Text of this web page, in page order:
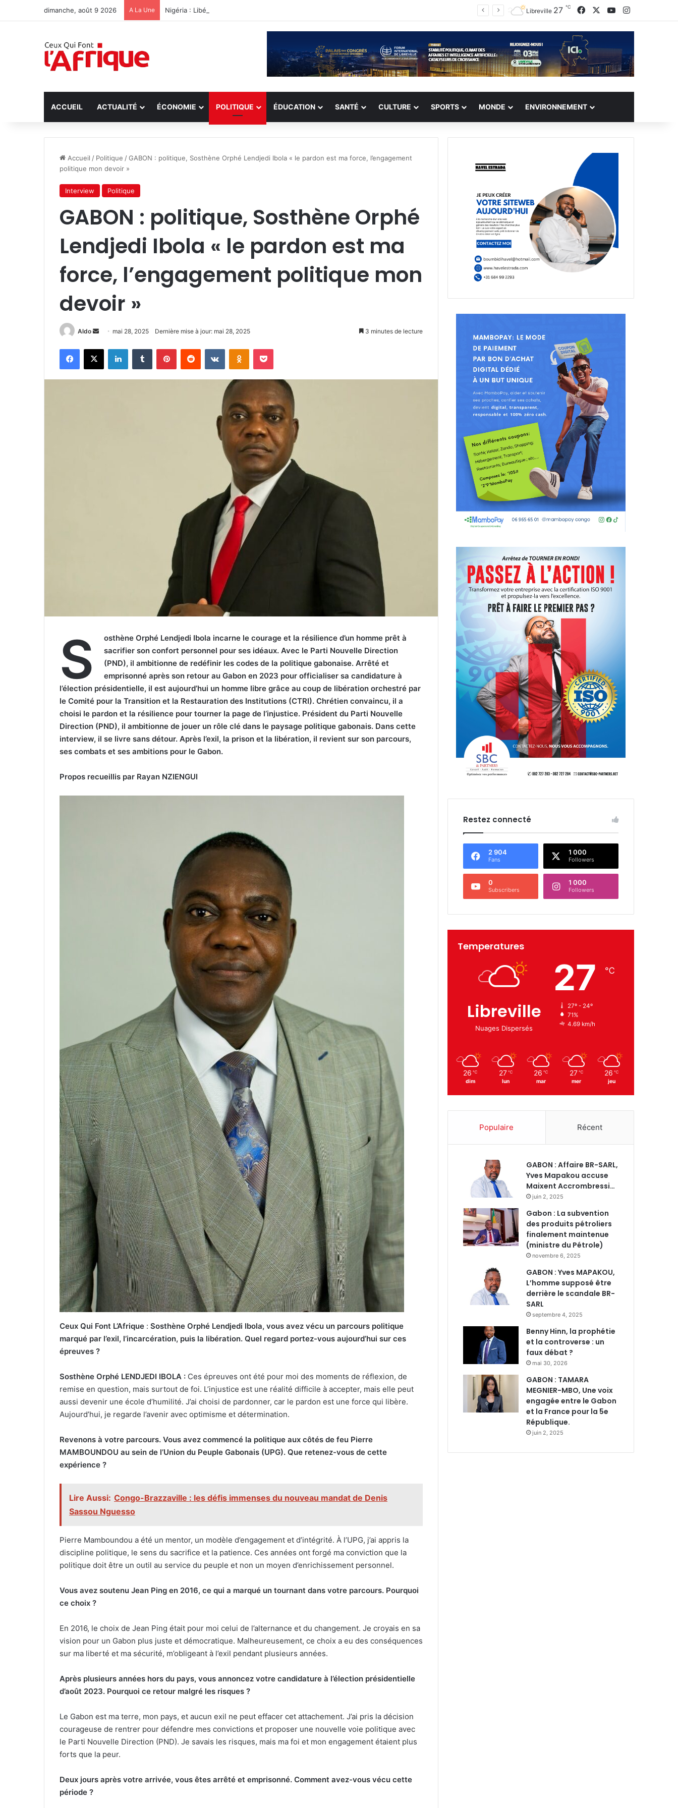
dimanche, août 9 2026 A La Une Nigéria : Libération record de 308 otages, mais les enlèvements perdurent Libreville 27 ℃ FacebookYouTubeInstagram
ACCUEIL ACTUALITÉ ÉCONOMIE POLITIQUE ÉDUCATION SANTÉ CULTURE SPORTS MONDE ENVIRONNEMENT
Accueil / Politique /GABON : politique, Sosthène Orphé Lendjedi Ibola « le pardon est ma force, l’engagement
politique mon devoir »
Interview Politique
GABON : politique, Sosthène Orphé
Lendjedi Ibola « le pardon est ma
force, l’engagement politique mon
devoir »
Aldo
Envoyer
courriel
mai 28, 2025 Dernière mise à jour: mai 28, 2025 3 minutes de lecture
Facebook
X LinkedinTumblr PinterestReddit VKontakteOdnoklassniki
Pocket
S
osthène Orphé Lendjedi Ibola incarne le courage et la résilience d’un homme prêt à
sacrifier son confort personnel pour ses idéaux. Avec le Parti Nouvelle Direction
(PND), il ambitionne de redéfinir les codes de la politique gabonaise. Arrêté et
emprisonné après son retour au Gabon en 2023 pour officialiser sa candidature à
l’élection présidentielle, il est aujourd’hui un homme libre grâce au coup de libération orchestré par
le Comité pour la Transition et la Restauration des Institutions (CTRI). Chrétien convaincu, il a
choisi le pardon et la résilience pour tourner la page de l’injustice. Président du Parti Nouvelle
Direction (PND), il ambitionne de jouer un rôle clé dans le paysage politique gabonais. Dans cette
interview, il se livre sans détour. Après l’exil, la prison et la libération, il revient sur son parcours,
ses combats et ses ambitions pour le Gabon.
Propos recueillis par Rayan NZIENGUI
Ceux Qui Font L’Afrique : Sosthène Orphé Lendjedi Ibola, vous avez vécu un parcours politique
marqué par l’exil, l’incarcération, puis la libération. Quel regard portez-vous aujourd’hui sur ces
épreuves ?
Sosthène Orphé LENDJEDI IBOLA : Ces épreuves ont été pour moi des moments de réflexion, de
remise en question, mais surtout de foi. L’injustice est une réalité difficile à accepter, mais elle peut
aussi devenir une école d’humilité. J’ai choisi de pardonner, car le pardon est une force qui libère.
Aujourd’hui, je regarde l’avenir avec optimisme et détermination.
Revenons à votre parcours. Vous avez commencé la politique aux côtés de feu Pierre
MAMBOUNDOU au sein de l’Union du Peuple Gabonais (UPG). Que retenez-vous de cette
expérience ?
Lire Aussi: Congo-Brazzaville : les défis immenses du nouveau mandat de Denis
Sassou Nguesso
Pierre Mamboundou a été un mentor, un modèle d’engagement et d’intégrité. À l’UPG, j’ai appris la
discipline politique, le sens du sacrifice et la patience. Ces années ont forgé ma conviction que la
politique doit être un outil au service du peuple et non un moyen d’enrichissement personnel.
Vous avez soutenu Jean Ping en 2016, ce qui a marqué un tournant dans votre parcours. Pourquoi
ce choix ?
En 2016, le choix de Jean Ping était pour moi celui de l’alternance et du changement. Je croyais en sa
vision pour un Gabon plus juste et démocratique. Malheureusement, ce choix a eu des conséquences
sur ma liberté et ma sécurité, m’obligeant à l’exil pendant plusieurs années.
Après plusieurs années hors du pays, vous annoncez votre candidature à l’élection présidentielle
d’août 2023. Pourquoi ce retour malgré les risques ?
Le Gabon est ma terre, mon pays, et aucun exil ne peut effacer cet attachement. J’ai pris la décision
courageuse de rentrer pour défendre mes convictions et proposer une nouvelle voie politique avec
le Parti Nouvelle Direction (PND). Je savais les risques, mais ma foi et mon engagement étaient plus
forts que la peur.
Deux jours après votre arrivée, vous êtes arrêté et emprisonné. Comment avez-vous vécu cette
période ?
Restez connecté
2 904
Fans
1 000
Followers
0
Subscribers
1 000
Followers
Temperatures
Libreville
Nuages Dispersés
27 ℃
27º - 24º
71%
4.69 km/h
26 ℃
dim
27 ℃
lun
26 ℃
mar
27 ℃
mer
26 ℃
jeu
Populaire Récent
GABON : Affaire BR-SARL,
Yves Mapakou accuse
Maixent Accrombressi…
juin 2, 2025
Gabon : La subvention
des produits pétroliers
finalement maintenue
(ministre du Pétrole)
novembre 6, 2025
GABON : Yves MAPAKOU,
L’homme supposé être
derrière le scandale BR-
SARL
septembre 4, 2025
Benny Hinn, la prophétie
et la controverse : un
faux débat ?
mai 30, 2026
GABON : TAMARA
MEGNIER-MBO, Une voix
engagée entre le Gabon
et la France pour la 5e
République.
juin 2, 2025